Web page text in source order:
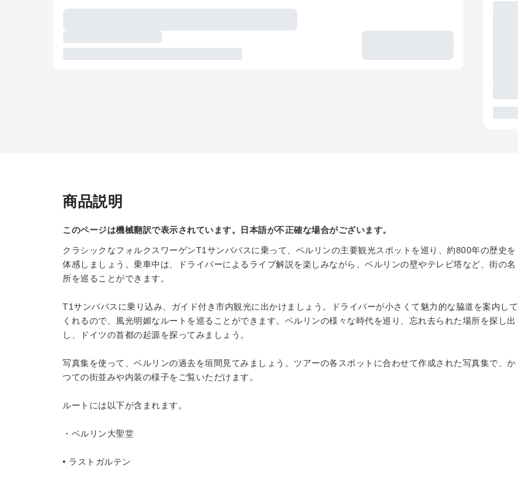
商品説明
このページは機械翻訳で表示されています。日本語が不正確な場合がございます。
クラシックなフォルクスワーゲンT1サンババスに乗って、ベルリンの主要観光スポットを巡り、約800年の歴史を
体感しましょう。乗車中は、ドライバーによるライブ解説を楽しみながら、ベルリンの壁やテレビ塔など、街の名
所を巡ることができます。
T1サンババスに乗り込み、ガイド付き市内観光に出かけましょう。ドライバーが小さくて魅力的な脇道を案内して
くれるので、風光明媚なルートを巡ることができます。ベルリンの様々な時代を巡り、忘れ去られた場所を探し出
し、ドイツの首都の起源を探ってみましょう。
写真集を使って、ベルリンの過去を垣間見てみましょう。ツアーの各スポットに合わせて作成された写真集で、か
つての街並みや内装の様子をご覧いただけます。
ルートには以下が含まれます。
・ベルリン大聖堂
• ラストガルテン